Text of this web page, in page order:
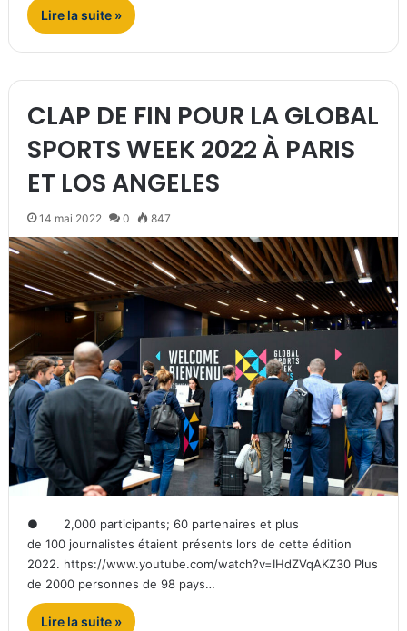
Lire la suite »
CLAP DE FIN POUR LA GLOBAL
SPORTS WEEK 2022 À PARIS
ET LOS ANGELES
14 mai 2022 0 847
● 2,000 participants; 60 partenaires et plus
de 100 journalistes étaient présents lors de cette édition
2022. https://www.youtube.com/watch?v=IHdZVqAKZ30 Plus
de 2000 personnes de 98 pays…
Lire la suite »